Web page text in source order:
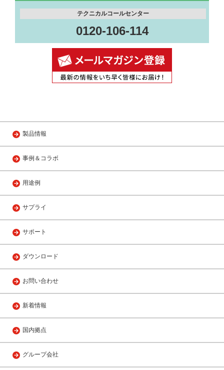
テクニカルコールセンター
0120-106-114
製品情報
事例＆コラボ
用途例
サプライ
サポート
ダウンロード
お問い合わせ
新着情報
国内拠点
グループ会社